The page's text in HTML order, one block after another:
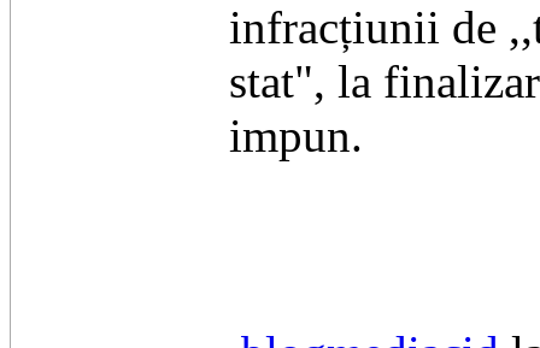
infracțiunii de
stat", la
impun.